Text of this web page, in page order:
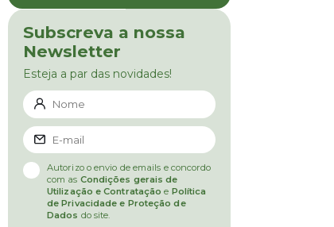
Subscreva a nossa
Newsletter
Esteja a par das novidades!
Autorizo o envio de emails e concordo
com as Condições gerais de
Utilização e Contratação e Política
de Privacidade e Proteção de
Dados do site.